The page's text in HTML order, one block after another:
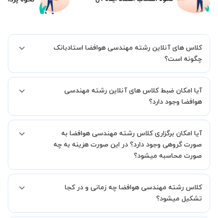
کلاس های آنلاین رشته مهندسی هوافضا استادبانک
چگونه است؟
شما میدهیم که استاد شما پیش از جلسه تمامی موارد لازم برای برگزاری
یک کلاس آنلاین با کیفیت و مفید را به شما توضیح خواهند داد.
آیا امکان ضبط کلاس های آنلاین رشته مهندسی
هوافضا وجود دارد؟
کنید.
آیا امکان برگزاری کلاس رشته مهندسی هوافضا به
صورت گروهی وجود دارد؟ در این صورت هزینه به چه
صورت محاسبه میشود؟
اما در صورتیکه مایل هستید کلاس ها را در کنار دوستان و یا آشنایان خود
به صورت گروهی برگزار کنید، این امکان وجود دارد. در این حالت، به ازای هر
کلاس رشته مهندسی هوافضا چه زمانی و در کجا
تشکیل میشود؟